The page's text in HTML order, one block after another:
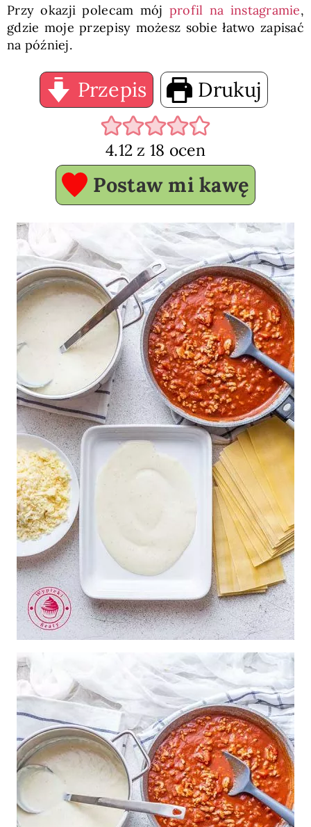
Przy okazji polecam mój profil na instagramie,
gdzie moje przepisy możesz sobie łatwo zapisać
na później.
Przepis Drukuj
4.12 z 18 ocen
Postaw mi kawę